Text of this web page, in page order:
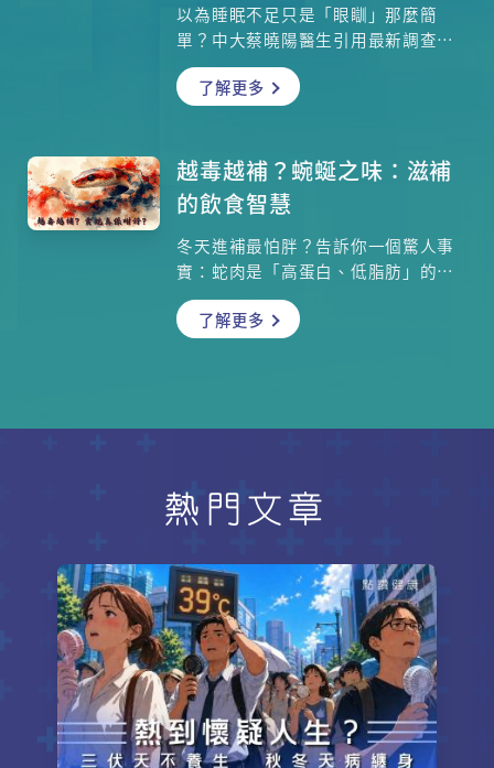
以為睡眠不足只是「眼瞓」那麼簡
單？中大蔡曉陽醫生引用最新調查，
揭示近半港人每日只睡6小時或以下的
殘酷現實。但原來，比「睡不夠」更
睡眠的元兇。長期睡眠債會導致免疫
力持續低下、內分泌失調、記憶力衰
退，甚至增加心血管疾病風險。本文
整合西醫、營養師及中醫三方專業建
議，不僅教你計算個人所需睡眠時
麼）、生活習慣到穴位按摩的實用
「補眠」方案，告訴你如何打破越睡
了解更多
越毒越補？蜿蜒之味：滋補
的飲食智慧
冬天進補最怕胖？告訴你一個驚人事
實：蛇肉是「高蛋白、低脂肪」的王
者，其脂肪含量甚至低於水煮雞胸
肉！每一百克熟蛇肉，還能提供媲美
殺手。另外中醫指出陰虛火旺者吃了
肉的真實營養價值，並教你如何聰明
品嚐，既能攝取礦物質鋅、鐵，享受
了解更多
熱門文章